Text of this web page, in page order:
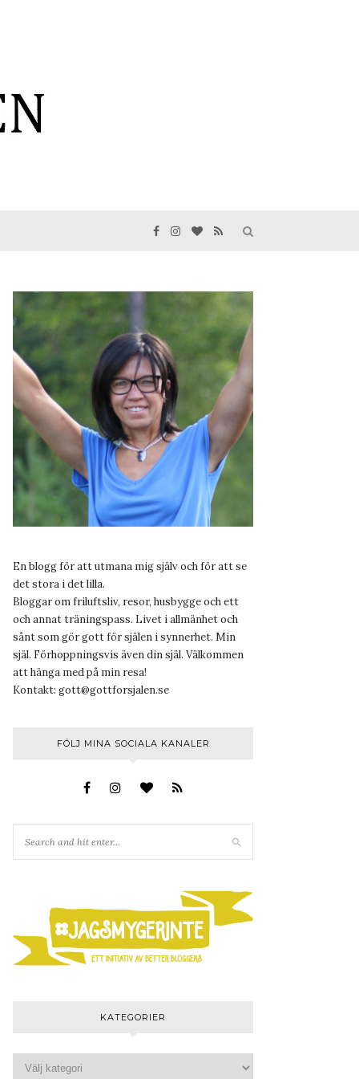
En blogg för att utmana mig själv och för att se
det stora i det lilla.
Bloggar om friluftsliv, resor, husbygge och ett
och annat träningspass. Livet i allmänhet och
sånt som gör gott för själen i synnerhet. Min
själ. Förhoppningsvis även din själ. Välkommen
att hänga med på min resa!
Kontakt: gott@gottforsjalen.se
FÖLJ MINA SOCIALA KANALER
KATEGORIER